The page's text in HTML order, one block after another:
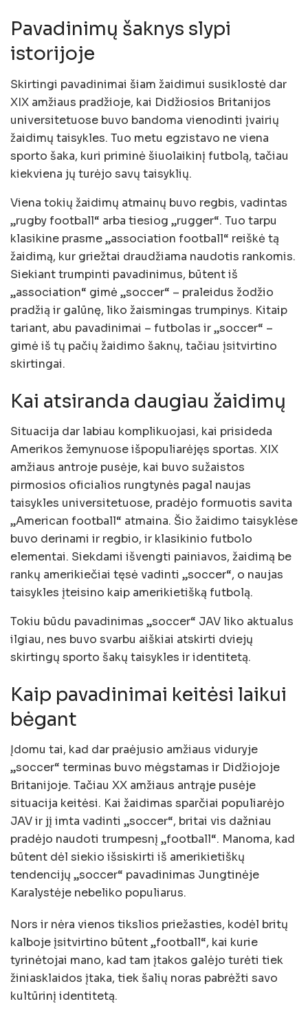
Pavadinimų šaknys slypi
istorijoje
Skirtingi pavadinimai šiam žaidimui susiklostė dar
XIX amžiaus pradžioje, kai Didžiosios Britanijos
universitetuose buvo bandoma vienodinti įvairių
žaidimų taisykles. Tuo metu egzistavo ne viena
sporto šaka, kuri priminė šiuolaikinį futbolą, tačiau
kiekviena jų turėjo savų taisyklių.
Viena tokių žaidimų atmainų buvo regbis, vadintas
„rugby football“ arba tiesiog „rugger“. Tuo tarpu
klasikine prasme „association football“ reiškė tą
žaidimą, kur griežtai draudžiama naudotis rankomis.
Siekiant trumpinti pavadinimus, būtent iš
„association“ gimė „soccer“ – praleidus žodžio
pradžią ir galūnę, liko žaismingas trumpinys. Kitaip
tariant, abu pavadinimai – futbolas ir „soccer“ –
gimė iš tų pačių žaidimo šaknų, tačiau įsitvirtino
skirtingai.
Kai atsiranda daugiau žaidimų
Situacija dar labiau komplikuojasi, kai prisideda
Amerikos žemynuose išpopuliarėjęs sportas. XIX
amžiaus antroje pusėje, kai buvo sužaistos
pirmosios oficialios rungtynės pagal naujas
taisykles universitetuose, pradėjo formuotis savita
„American football“ atmaina. Šio žaidimo taisyklėse
buvo derinami ir regbio, ir klasikinio futbolo
elementai. Siekdami išvengti painiavos, žaidimą be
rankų amerikiečiai tęsė vadinti „soccer“, o naujas
taisykles įteisino kaip amerikietišką futbolą.
Tokiu būdu pavadinimas „soccer“ JAV liko aktualus
ilgiau, nes buvo svarbu aiškiai atskirti dviejų
skirtingų sporto šakų taisykles ir identitetą.
Kaip pavadinimai keitėsi laikui
bėgant
Įdomu tai, kad dar praėjusio amžiaus viduryje
„soccer“ terminas buvo mėgstamas ir Didžiojoje
Britanijoje. Tačiau XX amžiaus antrąje pusėje
situacija keitėsi. Kai žaidimas sparčiai populiarėjo
JAV ir jį imta vadinti „soccer“, britai vis dažniau
pradėjo naudoti trumpesnį „football“. Manoma, kad
būtent dėl siekio išsiskirti iš amerikietiškų
tendencijų „soccer“ pavadinimas Jungtinėje
Karalystėje nebeliko populiarus.
Nors ir nėra vienos tikslios priežasties, kodėl britų
kalboje įsitvirtino būtent „football“, kai kurie
tyrinėtojai mano, kad tam įtakos galėjo turėti tiek
žiniasklaidos įtaka, tiek šalių noras pabrėžti savo
kultūrinį identitetą.